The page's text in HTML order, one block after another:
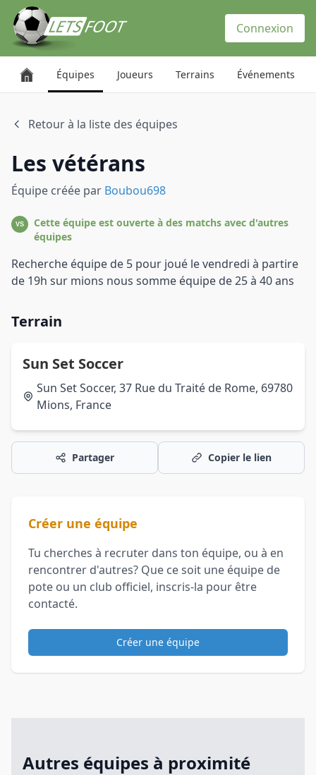
Connexion
Équipes Joueurs Terrains Événements
Retour à la liste des équipes
Les vétérans
Équipe créée par Boubou698
VS
Cette équipe est ouverte à des matchs avec d'autres
équipes
Recherche équipe de 5 pour joué le vendredi à partire
de 19h sur mions nous somme équipe de 25 à 40 ans
Terrain
Sun Set Soccer
Sun Set Soccer, 37 Rue du Traité de Rome, 69780
Mions, France
Partager Copier le lien
Créer une équipe
Tu cherches à recruter dans ton équipe, ou à en
rencontrer d'autres? Que ce soit une équipe de
pote ou un club officiel, inscris-la pour être
contacté.
Créer une équipe
Autres équipes à proximité
Panneau de gestion des cookies